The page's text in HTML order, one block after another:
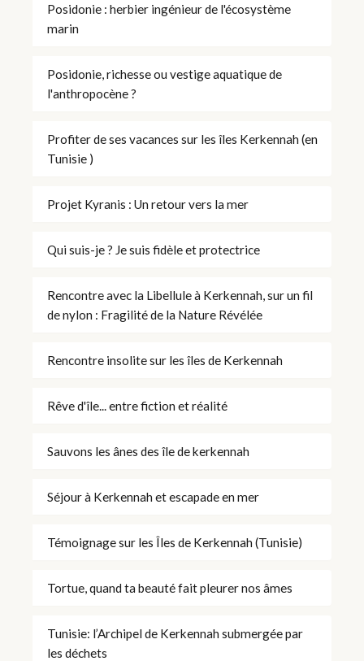
Posidonie : herbier ingénieur de l'écosystème
marin
Posidonie, richesse ou vestige aquatique de
l'anthropocène ?
Profiter de ses vacances sur les îles Kerkennah (en
Tunisie )
Projet Kyranis : Un retour vers la mer
Qui suis-je ? Je suis fidèle et protectrice
Rencontre avec la Libellule à Kerkennah, sur un fil
de nylon : Fragilité de la Nature Révélée
Rencontre insolite sur les îles de Kerkennah
Rêve d'île... entre fiction et réalité
Sauvons les ânes des île de kerkennah
Séjour à Kerkennah et escapade en mer
Témoignage sur les Îles de Kerkennah (Tunisie)
Tortue, quand ta beauté fait pleurer nos âmes
Tunisie: l’Archipel de Kerkennah submergée par
les déchets